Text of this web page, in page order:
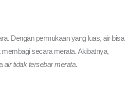
Dengan permukaan yang luas, air bisa
membagi secara merata. Akibatnya,
air tidak tersebar merata.